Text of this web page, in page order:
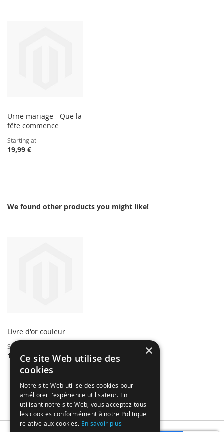
Urne mariage - Que la
fête commence
Starting at
19,99 €
We found other products you might like!
Livre d'or couleur
Starting at
16,00 € ×
Ce site Web utilise des
cookies
Notre site Web utilise des cookies pour
améliorer l'expérience utilisateur. En
utilisant notre site Web, vous acceptez tous
les cookies conformément à notre Politique
relative aux cookies. En savoir plus